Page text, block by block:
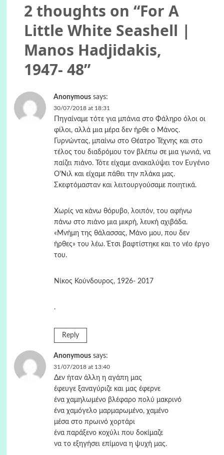
2 thoughts on “For A
Little White Seashell |
Manos Hadjidakis,
1947- 48”
Anonymous says:
30/07/2018 at 18:31
Πηγαίναμε τότε για μπάνια στο Φάληρο όλοι οι
φίλοι, αλλά μια μέρα δεν ήρθε ο Μάνος.
Γυρνώντας, μπαίνω στο Θέατρο Τέχνης και στο
τέλος του διαδρόμου τον βλέπω σε μια γωνιά, να
παίζει πιάνο. Τότε είχαμε ανακαλύψει τον Ευγένιο
Ο'Νιλ και είχαμε πάθει την πλάκα μας.
Σκεφτόμασταν και λειτουργούσαμε ποιητικά.
Χωρίς να κάνω θόρυβο, λοιπόν, του αφήνω
πάνω στο πιάνο μια μικρή, λευκή αχιβάδα.
«Μνήμη της θάλασσας, Μάνο μου, που δεν
ήρθες» του λέω. Έτσι βαφτίστηκε και το νέο έργο
του.
Νίκος Κούνδουρος, 1926- 2017
.
Reply
Anonymous says:
31/07/2018 at 13:40
Δεν ήταν άλλη η αγάπη μας
έφευγε ξαναγύριζε και μας έφερνε
ένα χαμηλωμένο βλέφαρο πολύ μακρινό
ένα χαμόγελο μαρμαρωμένο, χαμένο
μέσα στο πρωινό χορτάρι
ένα παράξενο κοχύλι που δοκίμαζε
να το εξηγήσει επίμονα η ψυχή μας.